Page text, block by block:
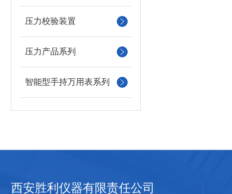
压力校验装置
压力产品系列
智能型手持万用表系列
西安胜利仪器有限责任公司